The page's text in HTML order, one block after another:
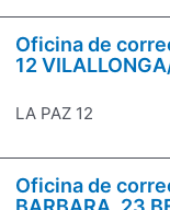
Oficina de
12
LA PAZ 12
Oficina de